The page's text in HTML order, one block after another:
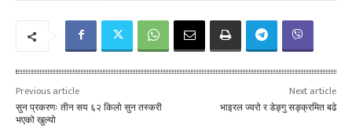
Previous article
सुन प्रकरणः तीन सय ६२ किलो सुन तस्करी
भएको खुल्यो
Next article
भाइरल ज्वरो र डेङ्गु सङ्क्रमित बढे